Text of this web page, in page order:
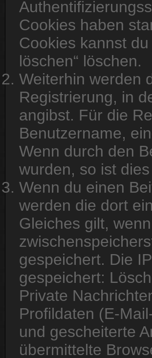
Cookies haben
Cookies kannst
löschen“ löschen.
Weiterhin werden
Registrierung, in
angibst. Für die
Benutzername,
Wenn durch den
wurden, so ist
Wenn du einen
werden die dort
Gleiches gilt,
gespeichert. Die
gespeichert:
Private
Profildaten (E-
und gescheiterte
übermittelte